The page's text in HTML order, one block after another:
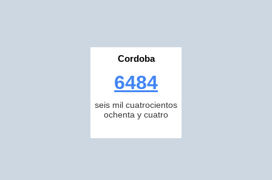
Cordoba
6484
seis mil cuatrocientos
ochenta y cuatro